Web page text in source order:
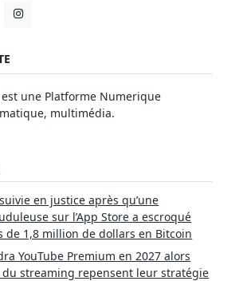
est une Platforme Numerique
multimédia.
en justice après qu’une
sur l’App Store a escroqué
de 1,8 million de dollars en Bitcoin
YouTube Premium en 2027 alors
streaming repensent leur stratégie